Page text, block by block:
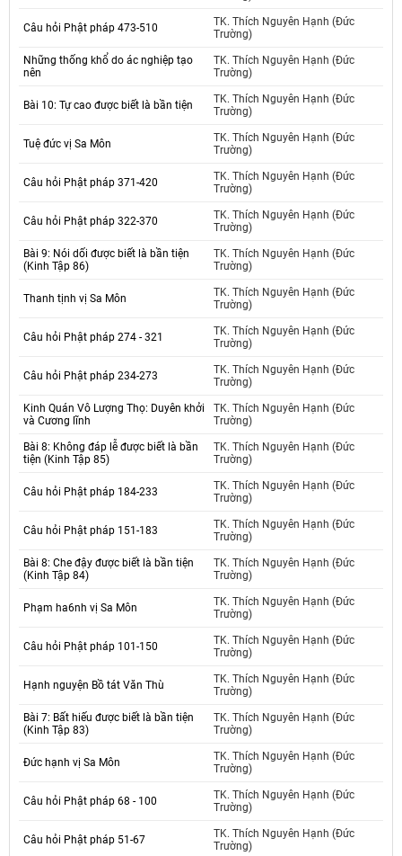
Câu hỏi Phật pháp 473-510
TK. Thích Nguyên Hạnh (Đức
Trường)
Những thống khổ do ác nghiệp tạo
nên
TK. Thích Nguyên Hạnh (Đức
Trường)
Bài 10: Tự cao được biết là bần tiện
TK. Thích Nguyên Hạnh (Đức
Trường)
Tuệ đức vị Sa Môn
TK. Thích Nguyên Hạnh (Đức
Trường)
Câu hỏi Phật pháp 371-420
TK. Thích Nguyên Hạnh (Đức
Trường)
Câu hỏi Phật pháp 322-370
TK. Thích Nguyên Hạnh (Đức
Trường)
Bài 9: Nói dối được biết là bần tiện
(Kinh Tập 86)
TK. Thích Nguyên Hạnh (Đức
Trường)
Thanh tịnh vị Sa Môn
TK. Thích Nguyên Hạnh (Đức
Trường)
Câu hỏi Phật pháp 274 - 321
TK. Thích Nguyên Hạnh (Đức
Trường)
Câu hỏi Phật pháp 234-273
TK. Thích Nguyên Hạnh (Đức
Trường)
Kinh Quán Vô Lượng Thọ: Duyên khởi
và Cương lĩnh
TK. Thích Nguyên Hạnh (Đức
Trường)
Bài 8: Không đáp lễ được biết là bần
tiện (Kinh Tập 85)
TK. Thích Nguyên Hạnh (Đức
Trường)
Câu hỏi Phật pháp 184-233
TK. Thích Nguyên Hạnh (Đức
Trường)
Câu hỏi Phật pháp 151-183
TK. Thích Nguyên Hạnh (Đức
Trường)
Bài 8: Che đậy được biết là bần tiện
(Kinh Tập 84)
TK. Thích Nguyên Hạnh (Đức
Trường)
Phạm ha6nh vị Sa Môn
TK. Thích Nguyên Hạnh (Đức
Trường)
Câu hỏi Phật pháp 101-150
TK. Thích Nguyên Hạnh (Đức
Trường)
Hạnh nguyện Bồ tát Văn Thù
TK. Thích Nguyên Hạnh (Đức
Trường)
Bài 7: Bất hiếu được biết là bần tiện
(Kinh Tập 83)
TK. Thích Nguyên Hạnh (Đức
Trường)
Đức hạnh vị Sa Môn
TK. Thích Nguyên Hạnh (Đức
Trường)
Câu hỏi Phật pháp 68 - 100
TK. Thích Nguyên Hạnh (Đức
Trường)
Câu hỏi Phật pháp 51-67
TK. Thích Nguyên Hạnh (Đức
Trường)